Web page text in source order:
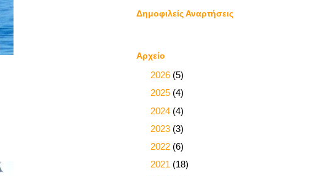
Δημοφιλείς Αναρτήσεις
Αρχείο
2026 (5)
2025 (4)
2024 (4)
2023 (3)
2022 (6)
2021 (18)